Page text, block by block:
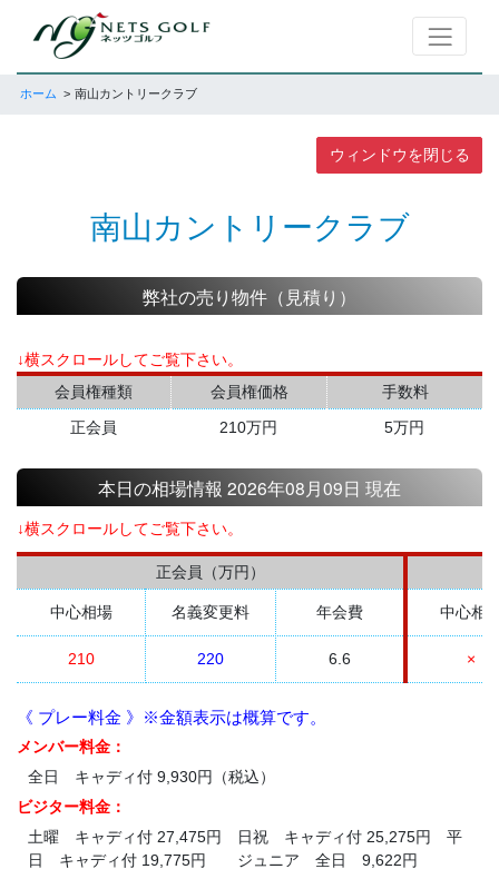
ホーム 南山カントリークラブ
ウィンドウを閉じる
南山カントリークラブ
弊社の売り物件（見積り）
↓横スクロールしてご覧下さい。
会員権種類
会員権価格
手数料
正会員
210万円 5万円
本日の相場情報 2026年08月09日 現在
↓横スクロールしてご覧下さい。
正会員（万円）
中心相場 名義変更料 年会費 中心相
210 220 6.6 ×
《 プレー料金 》※金額表示は概算です。
メンバー料金：
全日 キャディ付 9,930円（税込）
ビジター料金：
土曜 キャディ付 27,475円 日祝 キャディ付 25,275円 平
日 キャディ付 19,775円 ジュニア 全日 9,622円